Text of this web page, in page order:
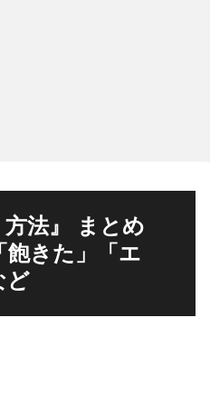
方法』 まとめ
飽きた」「エ
ど